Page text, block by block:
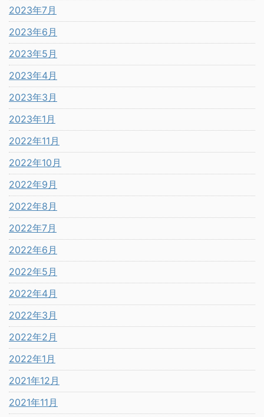
2023年7月
2023年6月
2023年5月
2023年4月
2023年3月
2023年1月
2022年11月
2022年10月
2022年9月
2022年8月
2022年7月
2022年6月
2022年5月
2022年4月
2022年3月
2022年2月
2022年1月
2021年12月
2021年11月